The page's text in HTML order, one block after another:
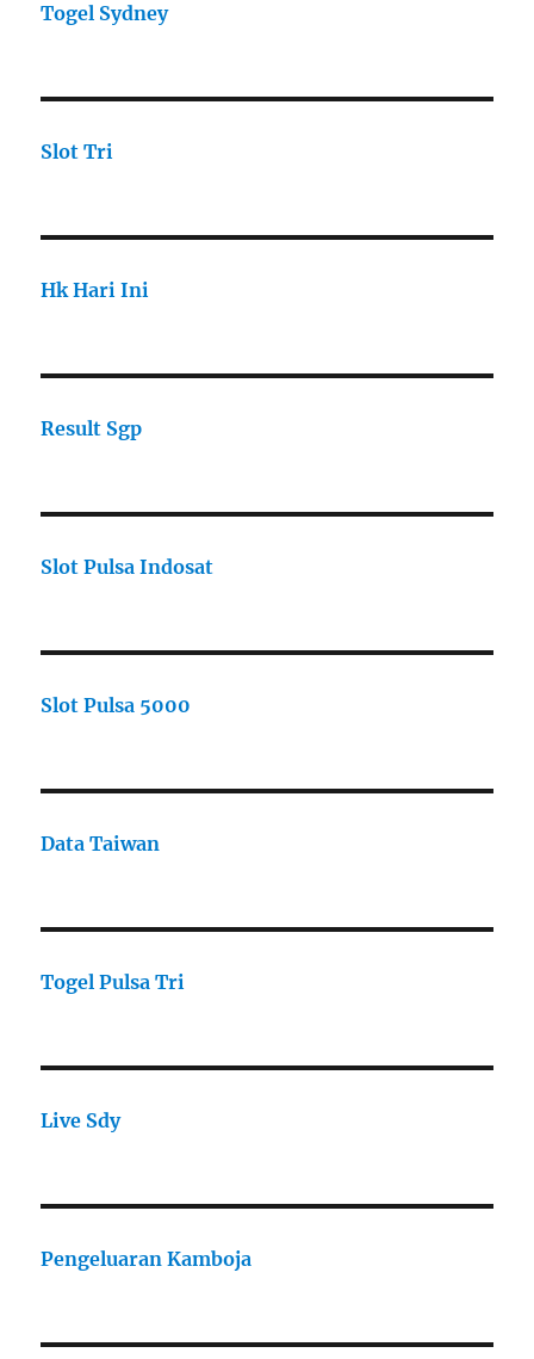
Togel Sydney
Slot Tri
Hk Hari Ini
Result Sgp
Slot Pulsa Indosat
Slot Pulsa 5000
Data Taiwan
Togel Pulsa Tri
Live Sdy
Pengeluaran Kamboja